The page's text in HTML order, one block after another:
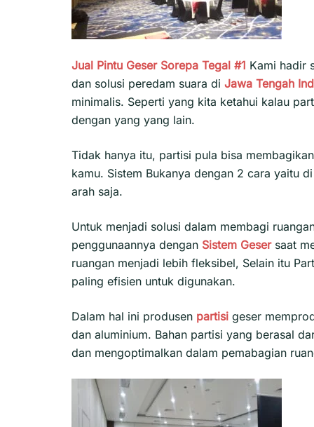
Jual Pintu Geser Sorepa Tegal #1 Kami hadir
dan solusi peredam suara di Jawa Tengah
minimalis. Seperti yang kita ketahui kalau
dengan yang yang lain.
Tidak hanya itu, partisi pula bisa
kamu. Sistem Bukanya dengan 2 cara yaitu
arah saja.
Untuk menjadi solusi dalam membagi
penggunaannya dengan Sistem Gesersaat
ruangan menjadi lebih fleksibel, Selain itu
paling efisien untuk digunakan.
Dalam hal ini produsen partisi geser
dan aluminium. Bahan partisi yang berasal
dan mengoptimalkan dalam pemabagian